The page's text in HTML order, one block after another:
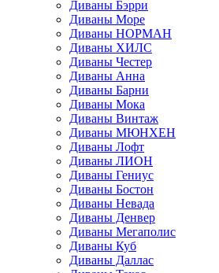
Диваны Бэрри
Диваны Море
Диваны НОРМАН
Диваны ХИЛС
Диваны Честер
Диваны Анна
Диваны Барни
Диваны Мока
Диваны Винтаж
Диваны МЮНХЕН
Диваны Лофт
Диваны ЛИОН
Диваны Гениус
Диваны Бостон
Диваны Невада
Диваны Денвер
Диваны Мегаполис
Диваны Куб
Диваны Даллас